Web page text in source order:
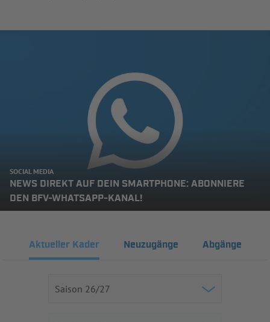
SOCIAL MEDIA
NEWS DIREKT AUF DEIN SMARTPHONE: ABONNIERE
DEN BFV-WHATSAPP-KANAL!
Aktueller Kader Neuzugänge Abgänge